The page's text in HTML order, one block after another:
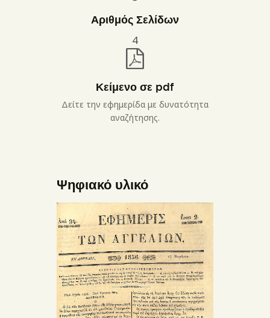
Αριθμός Σελίδων
4
Κείμενο σε pdf
Δείτε την εφημερίδα με δυνατότητα
αναζήτησης.
Ψηφιακό υλικό